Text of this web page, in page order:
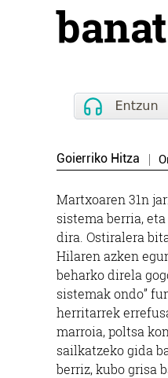
Goierriko Hitza
Martxoaren 31n
sistema berria,
dira. Ostiralera
Hilaren azken
beharko direla
sistemak ondo”
herritarrek
marroia, poltsa
sailkatzeko gida
berriz, kubo grisa